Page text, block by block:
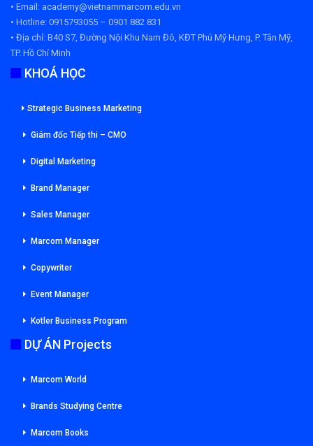
• Email: academy@vietnammarcom.edu.vn
• Hotline: 0915793055 – 0901 882 831
• Địa chỉ: B40 S7, Đường Nội Khu Nam Đô, KĐT Phú Mỹ Hưng, P. Tân Mỹ,
TP. Hồ Chí Minh
KHOÁ HỌC
Strategic Business Marketing
Giám đốc Tiếp thi – CMO
Digital Marketing
Brand Manager
Sales Manager
Marcom Manager
Copywriter
Event Manager
Kotler Business Program
DỰ ÁN Projects
Marcom World
Brands Studying Centre
Marcom Books